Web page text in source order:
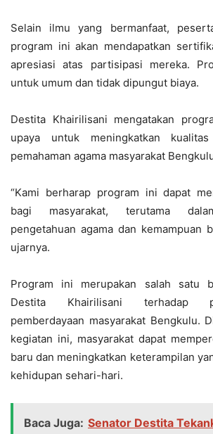
Selain ilmu yang bermanfaat,
program ini akan mendapatkan
apresiasi atas partisipasi mereka.
untuk umum dan tidak dipungut biaya.
Destita Khairilisani mengatakan
upaya untuk meningkatkan
pemahaman agama masyarakat
“Kami berharap program ini dapat
bagi masyarakat, terutama
pengetahuan agama dan kemampuan
ujarnya.
Program ini merupakan salah satu
Destita Khairilisani terhadap
pemberdayaan masyarakat Bengkulu.
kegiatan ini, masyarakat dapat
baru dan meningkatkan keterampilan
kehidupan sehari-hari.
Baca Juga: Senator Destita